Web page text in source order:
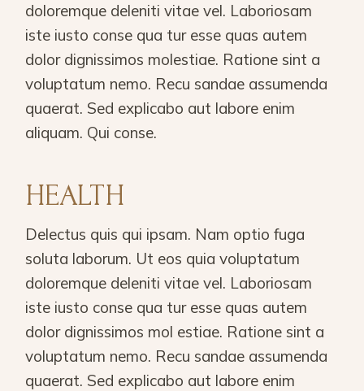
doloremque deleniti vitae vel. Laboriosam
iste iusto conse qua tur esse quas autem
dolor dignissimos molestiae. Ratione sint a
voluptatum nemo. Recu sandae assumenda
quaerat. Sed explicabo aut labore enim
aliquam. Qui conse.
HEALTH
Delectus quis qui ipsam. Nam optio fuga
soluta laborum. Ut eos quia voluptatum
doloremque deleniti vitae vel. Laboriosam
iste iusto conse qua tur esse quas autem
dolor dignissimos mol estiae. Ratione sint a
voluptatum nemo. Recu sandae assumenda
quaerat. Sed explicabo aut labore enim